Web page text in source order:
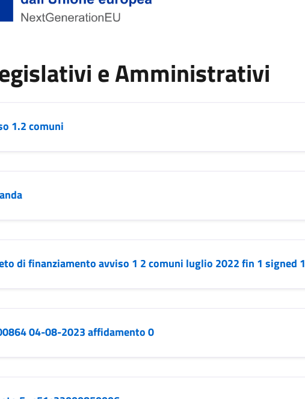
e Amministrativi
1.2 comuni
di finanziamento avviso 1 2 comuni luglio 2022 fin 1 signed 1
04-08-2023 affidamento 0